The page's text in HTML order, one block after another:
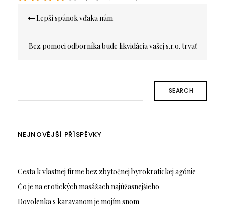
Navigace
proLepší spánok vďaka nám
Bez pomoci odborníka bude likvidácia vašej s.r.o. trvať
SEARCH
NEJNOVĚJŠÍ PŘÍSPĚVKY
Cesta k vlastnej firme bez zbytočnej byrokratickej agónie
Čo je na erotických masážach najúžasnejšieho
Dovolenka s karavanom je mojím snom